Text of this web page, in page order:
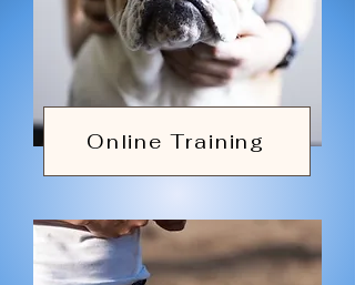
Online Training